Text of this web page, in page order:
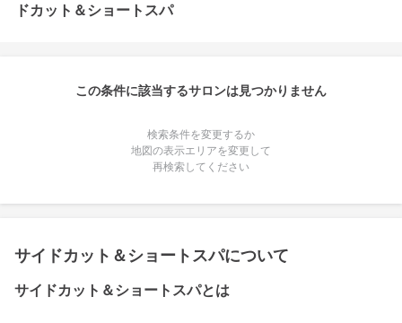
ドカット＆ショートスパ
この条件に該当するサロンは見つかりません
検索条件を変更するか
地図の表示エリアを変更して
再検索してください
サイドカット＆ショートスパについて
サイドカット＆ショートスパとは